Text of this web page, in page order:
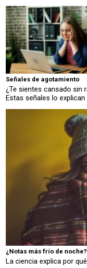
Señales de agotamiento
¿Te sientes cansado sin
Estas señales lo explican
¿Notas más frío de noche?
La ciencia explica por